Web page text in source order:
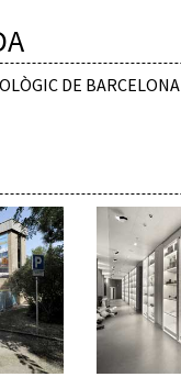
DE BARCELONA